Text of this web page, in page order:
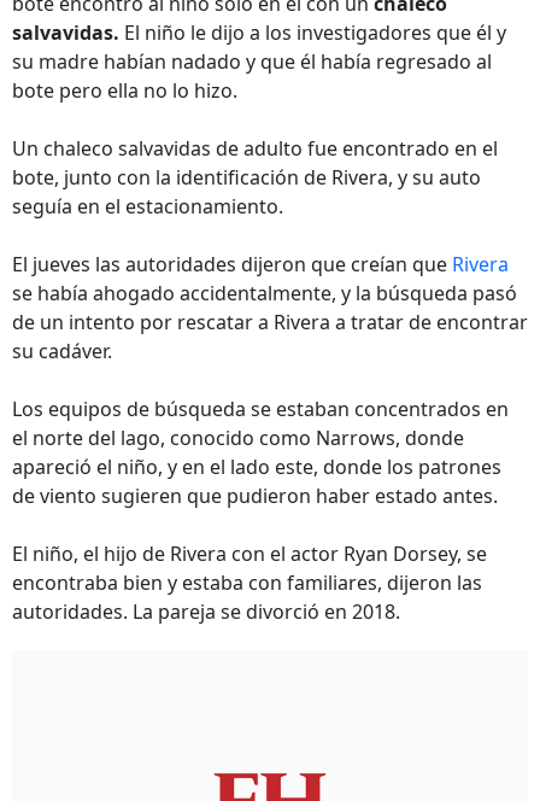
salvavidas. El niño le dijo a los investigadores que él y
su madre habían nadado y que él había regresado al
bote pero ella no lo hizo.
Un chaleco salvavidas de adulto fue encontrado en el
bote, junto con la identificación de Rivera, y su auto
seguía en el estacionamiento.
El jueves las autoridades dijeron que creían que Rivera
se había ahogado accidentalmente, y la búsqueda pasó
de un intento por rescatar a Rivera a tratar de encontrar
su cadáver.
Los equipos de búsqueda se estaban concentrados en
el norte del lago, conocido como Narrows, donde
apareció el niño, y en el lado este, donde los patrones
de viento sugieren que pudieron haber estado antes.
El niño, el hijo de Rivera con el actor Ryan Dorsey, se
encontraba bien y estaba con familiares, dijeron las
autoridades. La pareja se divorció en 2018.